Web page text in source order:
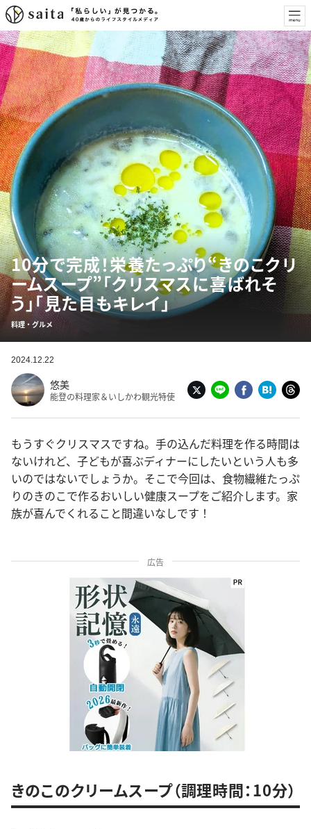
10分で完成！栄養たっぷり“きのこクリ
ームスープ”「クリスマスに喜ばれそ
う」「見た目もキレイ」
料理・グルメ
2024.12.22
悠美
能登の料理家＆いしかわ観光特使
もうすぐクリスマスですね。手の込んだ料理を作る時間は
ないけれど、子どもが喜ぶディナーにしたいという人も多
いのではないでしょうか。そこで今回は、食物繊維たっぷ
りのきのこで作るおいしい健康スープをご紹介します。家
族が喜んでくれること間違いなしです！
広告
きのこのクリームスープ（調理時間：10分）